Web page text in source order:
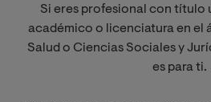
Si eres profesional con título
académico o licenciatura en el
Salud o Ciencias Sociales y
es para ti.